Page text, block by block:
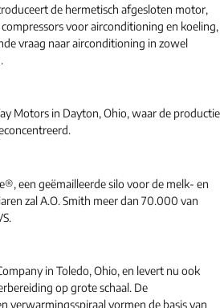
de hermetisch afgesloten motor,
voor airconditioning en koeling,
vraag naar airconditioning in zowel
Motors in Dayton, Ohio, waar de productie
een geëmailleerde silo voor de melk- en
zal A.O. Smith meer dan 70.000 van
in Toledo, Ohio, en levert nu ook
op grote schaal. De
verwarmingsspiraal vormen de basis van